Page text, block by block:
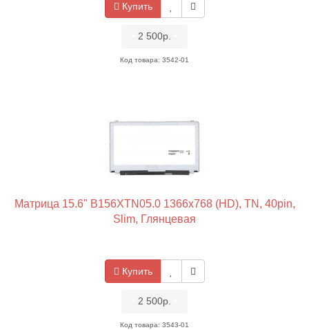
Купить
2 500р.
Код товара: 3542-01
Матрица 15.6" B156XTN05.0 1366x768 (HD), TN, 40pin,
Slim, Глянцевая
Купить
2 500р.
Код товара: 3543-01